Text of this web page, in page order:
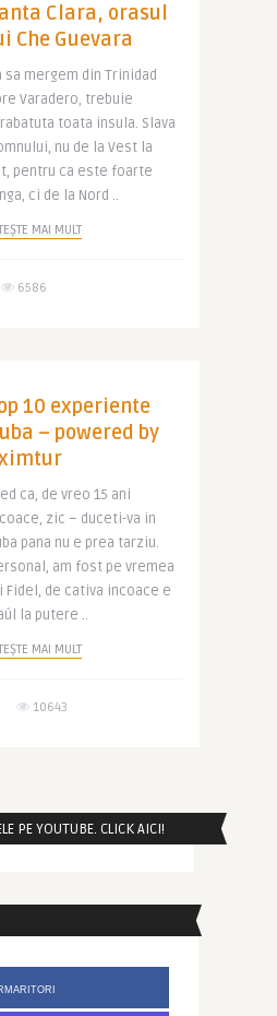
Clara, orasul
Che Guevara
sa mergem din Trinidad
Varadero, trebuie
toata insula. Slava
nu de la Vest la
pentru ca este foarte
ci de la Nord ..
MAI MULT
6586
10 experiente
– powered by
ca, de vreo 15 ani
zic – duceti-va in
pana nu e prea tarziu.
am fost pe vremea
Fidel, de cativa incoace e
la putere ..
MAI MULT
10643
PE YOUTUBE. CLICK AICI!